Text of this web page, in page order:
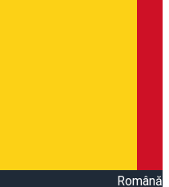
Română